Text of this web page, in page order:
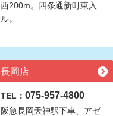
西200m。四条通新町東入
ル。
長岡店
TEL： 075-957-4800
阪急長岡天神駅下車、アゼ